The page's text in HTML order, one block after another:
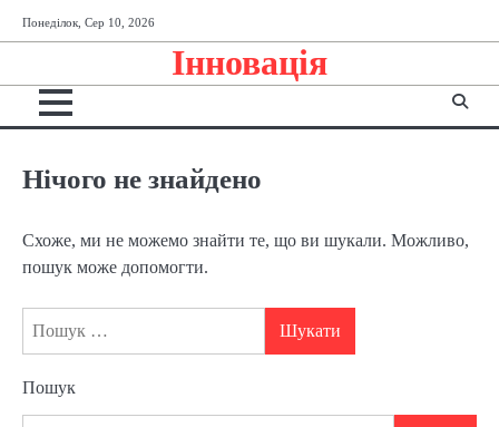
до
Понеділок, Сер 10, 2026
Інновація
Нічого не знайдено
Схоже, ми не можемо знайти те, що ви шукали. Можливо,
пошук може допомогти.
Пошук